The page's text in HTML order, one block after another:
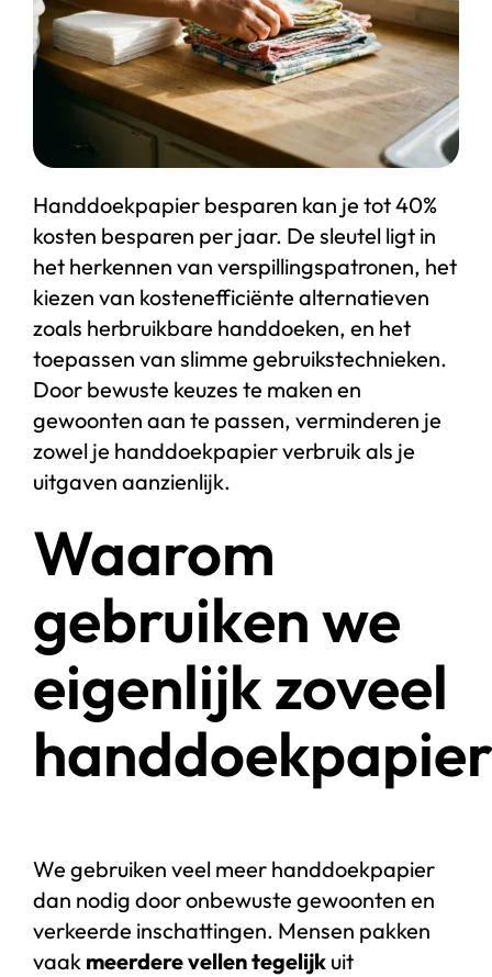
Start chat
Webshop
Handdoekpapier besparen kan je tot 40%
kosten besparen per jaar. De sleutel ligt in
het herkennen van verspillingspatronen, het
kiezen van kostenefficiënte alternatieven
zoals herbruikbare handdoeken, en het
toepassen van slimme gebruikstechnieken.
Door bewuste keuzes te maken en
gewoonten aan te passen, verminderen je
zowel je handdoekpapier verbruik als je
uitgaven aanzienlijk.
Waarom
gebruiken we
eigenlijk zoveel
We gebruiken veel meer handdoekpapier
dan nodig door onbewuste gewoonten en
verkeerde inschattingen. Mensen pakken
vaak meerdere vellen tegelijkuit